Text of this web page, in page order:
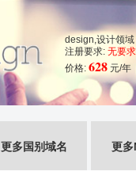
design,设计领域
注册要求: 无要求
价格: 628 元/年
更多国别域名 更多